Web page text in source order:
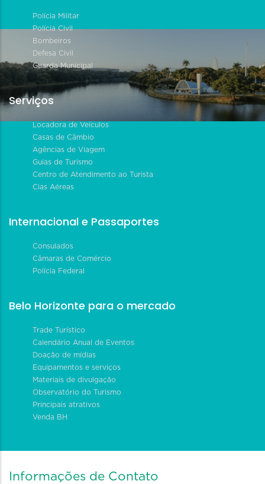
Polícia Militar
Polícia Civil
Bombeiros
Defesa Civil
Guarda Municipal
Serviços
Locadora de Veículos
Casas de Câmbio
Agências de Viagem
Guias de Turismo
Centro de Atendimento ao Turista
Cias Aéreas
Internacional e Passaportes
Consulados
Câmaras de Comércio
Polícia Federal
Belo Horizonte para o mercado
Trade Turístico
Calendário Anual de Eventos
Doação de mídias
Equipamentos e serviços
Materiais de divulgação
Observatório do Turismo
Principais atrativos
Venda BH
Informações de Contato